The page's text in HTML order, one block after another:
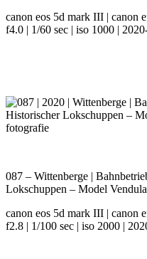
canon eos 5d mark III | canon
f4.0 | 1/60 sec | iso 1000 |
087 – Wittenberge |
Lokschuppen – Model Vendula
canon eos 5d mark III | canon
f2.8 | 1/100 sec | iso 2000 |